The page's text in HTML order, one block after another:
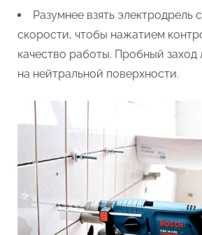
Разумнее взять электродрель
скорости, чтобы нажатием
качество работы. Пробный
на нейтральной поверхности.